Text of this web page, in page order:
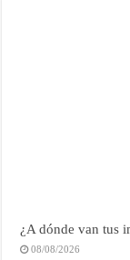
¿A dónde van tus
08/08/2026